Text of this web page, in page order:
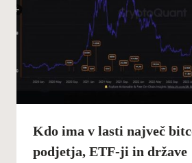
Kdo ima v lasti največ
podjetja, ETF-ji in države